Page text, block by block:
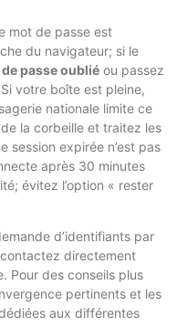
mot de passe est
du navigateur; si le
passe oublié ou passez
votre boîte est pleine,
nationale limite ce
la corbeille et traitez les
session expirée n’est pas
après 30 minutes
évitez l’option « rester
d’identifiants par
directement
Pour des conseils plus
pertinents et les
aux différentes